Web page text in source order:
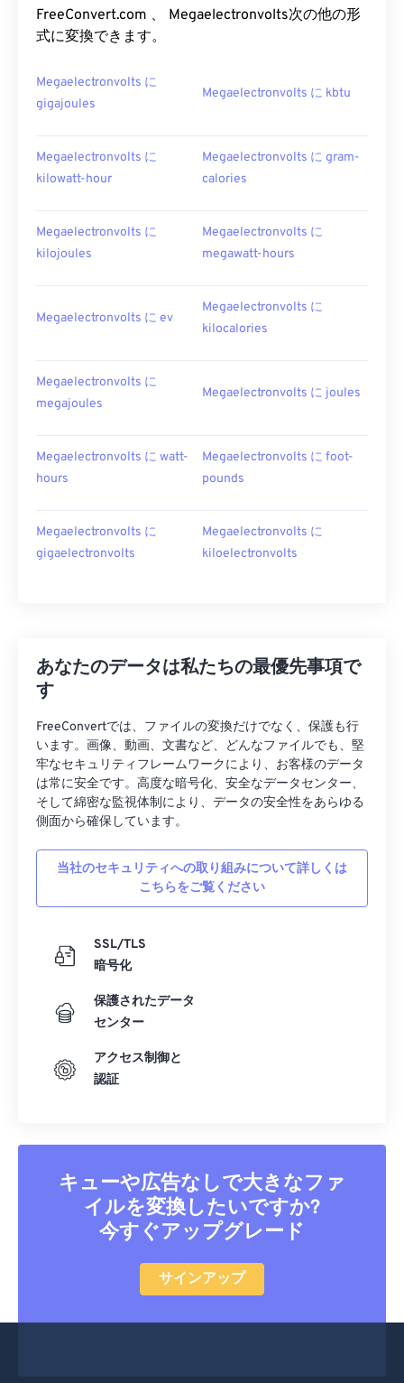
FreeConvert.com 、 Megaelectronvolts次の他の形
式に変換できます。
Megaelectronvolts に
gigajoules
Megaelectronvolts に kbtu
Megaelectronvolts に
kilowatt-hour
Megaelectronvolts に gram-
calories
Megaelectronvolts に
kilojoules
Megaelectronvolts に
megawatt-hours
Megaelectronvolts に ev
Megaelectronvolts に
kilocalories
Megaelectronvolts に
megajoules
Megaelectronvolts に joules
Megaelectronvolts に watt-
hours
Megaelectronvolts に foot-
pounds
Megaelectronvolts に
gigaelectronvolts
Megaelectronvolts に
kiloelectronvolts
あなたのデータは私たちの最優先事項で
す
FreeConvertでは、ファイルの変換だけでなく、保護も行
います。画像、動画、文書など、どんなファイルでも、堅
牢なセキュリティフレームワークにより、お客様のデータ
は常に安全です。高度な暗号化、安全なデータセンター、
そして綿密な監視体制により、データの安全性をあらゆる
側面から確保しています。
当社のセキュリティへの取り組みについて詳しくは
こちらをご覧ください
SSL/TLS
暗号化
保護されたデータ
センター
アクセス制御と
認証
キューや広告なしで大きなファ
イルを変換したいですか?
今すぐアップグレード
サインアップ